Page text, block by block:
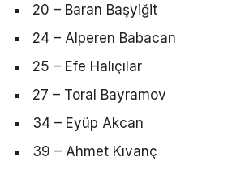
20 – Baran Başyiğit
24 – Alperen Babacan
25 – Efe Halıçılar
27 – Toral Bayramov
34 – Eyüp Akcan
39 – Ahmet Kıvanç